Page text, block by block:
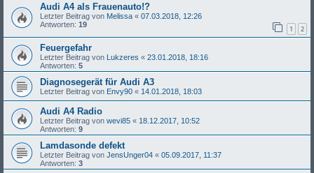
Audi A4 als Frauenauto!?
Letzter Beitrag von Melissa « 07.03.2018, 12:26
Antworten: 19 1 2
Feuergefahr
Letzter Beitrag von Lukzeres « 23.01.2018, 18:16
Antworten: 5
Diagnosegerät für Audi A3
Letzter Beitrag von Envy90 « 14.01.2018, 18:03
Audi A4 Radio
Letzter Beitrag von wevi85 « 18.12.2017, 10:52
Antworten: 9
Lamdasonde defekt
Letzter Beitrag von JensUnger04 « 05.09.2017, 11:37
Antworten: 3